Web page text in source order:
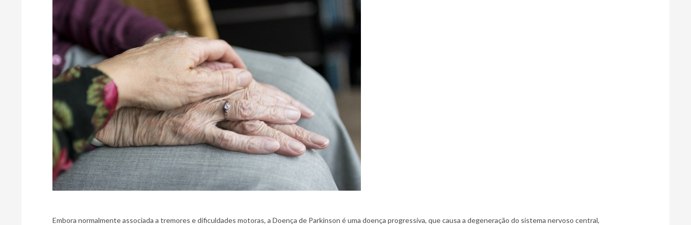
Embora normalmente associada a tremores e dificuldades motoras, a Doença de Parkinson é uma doença progressiva, que causa a degeneração do sistema nervoso central,